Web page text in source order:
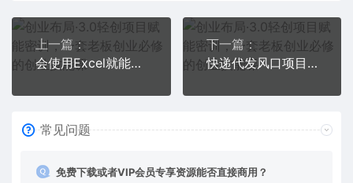
上一篇：
会使用Excel就能赚钱，在Fiverr出售Excel数据录入服务，月入1000美元以上
下一篇：
快递代发风口项目【详细视频教程+代发渠道免费开户】
常见问题
免费下载或者VIP会员专享资源能否直接商用？